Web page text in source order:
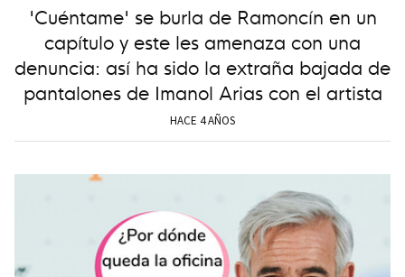
'Cuéntame' se burla de Ramoncín en un
capítulo y este les amenaza con una
denuncia: así ha sido la extraña bajada de
pantalones de Imanol Arias con el artista
HACE 4 AÑOS